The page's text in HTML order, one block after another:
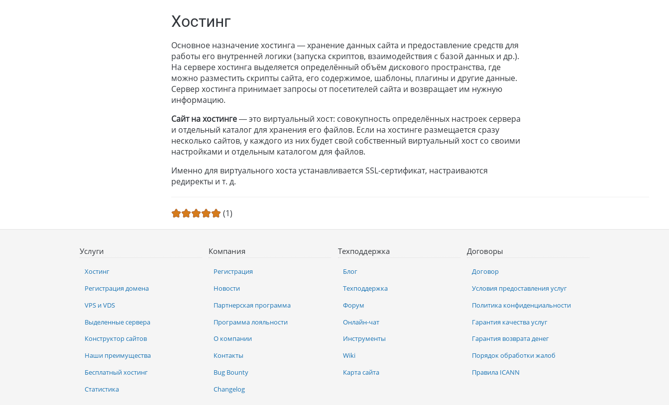
Хостинг
Основное назначение хостинга — хранение данных сайта и предоставление средств для
работы его внутренней логики (запуска скриптов, взаимодействия с базой данных и др.).
На сервере хостинга выделяется определённый объём дискового пространства, где
можно разместить скрипты сайта, его содержимое, шаблоны, плагины и другие данные.
Сервер хостинга принимает запросы от посетителей сайта и возвращает им нужную
информацию.
Сайт на хостинге— это виртуальный хост: совокупность определённых настроек сервера
и отдельный каталог для хранения его файлов. Если на хостинге размещается сразу
несколько сайтов, у каждого из них будет свой собственный виртуальный хост со своими
настройками и отдельным каталогом для файлов.
Именно для виртуального хоста устанавливается SSL-сертификат, настраиваются
редиректы и т. д.
(1)
Услуги
Хостинг
Регистрация домена
VPS и VDS
Выделенные сервера
Конструктор сайтов
Наши преимущества
Бесплатный хостинг
Статистика
Компания
Регистрация
Новости
Партнерская программа
Программа лояльности
О компании
Контакты
Bug Bounty
Changelog
Техподдержка
Блог
Техподдержка
Форум
Онлайн-чат
Инструменты
Wiki
Карта сайта
Договоры
Договор
Условия предоставления услуг
Политика конфиденциальности
Гарантия качества услуг
Гарантия возврата денег
Порядок обработки жалоб
Правила ICANN